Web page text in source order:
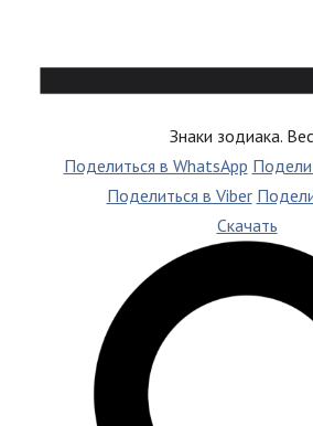
Знаки зодиака.
Поделиться в WhatsApp
Поделиться в Viber
Скачать